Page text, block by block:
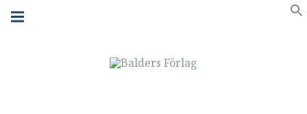
Skip
navigation